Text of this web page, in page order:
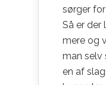
sørger
Så er der
mere og
man selv
en af